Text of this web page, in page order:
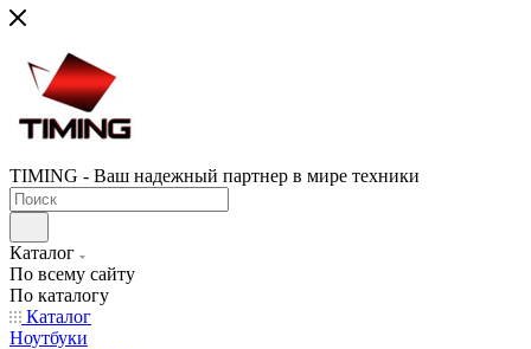
TIMING - Ваш надежный партнер в мире техники
Каталог
По всему сайту
По каталогу
Каталог
Ноутбуки